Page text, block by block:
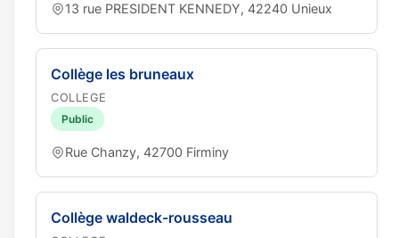
13 rue PRESIDENT KENNEDY, 42240 Unieux
Collège les bruneaux
COLLEGE
Public
Rue Chanzy, 42700 Firminy
Collège waldeck-rousseau